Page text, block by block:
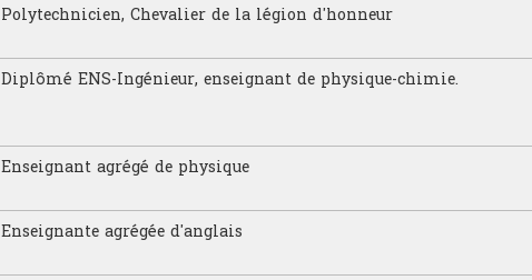
Polytechnicien, Chevalier de la légion d'honneur
Diplômé ENS-Ingénieur, enseignant de physique-chimie.
Enseignant agrégé de physique
Enseignante agrégée d'anglais